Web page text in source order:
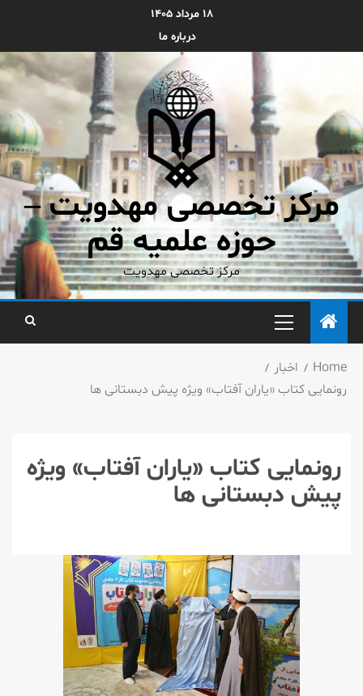
۱۸ مرداد ۱۴۰۵
درباره ما
مرکز تخصصی مهدویت –
حوزه علمیه قم
مرکز تخصصی مهدویت
Home
اخبار
رونمایی كتاب «یاران آفتاب» ویژه پیش دبستانی ها
رونمایی كتاب «یاران آفتاب» ویژه
پیش دبستانی ها